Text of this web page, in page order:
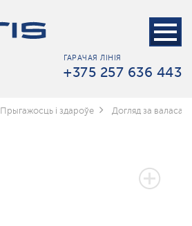
ГАРАЧАЯ ЛІНІЯ
+375 257 636 443
Прыгажосць і здароўе Догляд за валасамі